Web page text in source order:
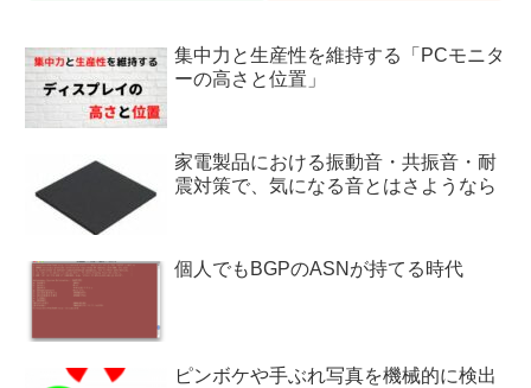
集中力と生産性を維持する「PCモニタ
ーの高さと位置」
家電製品における振動音・共振音・耐
震対策で、気になる音とはさようなら
個人でもBGPのASNが持てる時代
ピンボケや手ぶれ写真を機械的に検出